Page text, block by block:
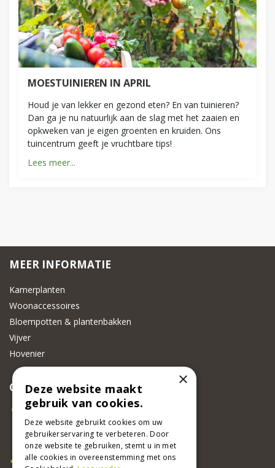
MOESTUINIEREN IN APRIL
Houd je van lekker en gezond eten? En van tuinieren?
Dan ga je nu natuurlijk aan de slag met het zaaien en
opkweken van je eigen groenten en kruiden. Ons
tuincentrum geeft je vruchtbare tips!
Lees meer...
MEER INFORMATIE
Kamerplanten
Woonaccessoires
Bloempotten & plantenbakken
Vijver
Hovenier
CONTACT
Beeker Tuincentrum
Adsteeg 31
6191 PW Beek
Bel ons
×
Deze website maakt
gebruik van cookies.
Deze website gebruikt cookies om uw
gebruikerservaring te verbeteren. Door
onze website te gebruiken, stemt u in met
alle cookies in overeenstemming met ons